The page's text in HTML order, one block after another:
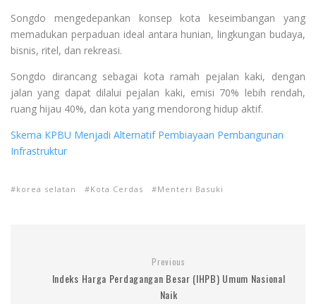
Songdo mengedepankan konsep kota keseimbangan yang
memadukan perpaduan ideal antara hunian, lingkungan budaya,
bisnis, ritel, dan rekreasi.
Songdo dirancang sebagai kota ramah pejalan kaki, dengan
jalan yang dapat dilalui pejalan kaki, emisi 70% lebih rendah,
ruang hijau 40%, dan kota yang mendorong hidup aktif.
Skema KPBU Menjadi Alternatif Pembiayaan Pembangunan
Infrastruktur
korea selatan Kota Cerdas Menteri Basuki
Previous
Indeks Harga Perdagangan Besar (IHPB) Umum Nasional
Naik